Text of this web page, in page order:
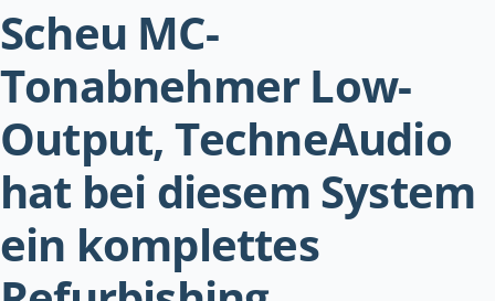
Scheu MC-
Tonabnehmer Low-
Output, TechneAudio
hat bei diesem System
ein komplettes